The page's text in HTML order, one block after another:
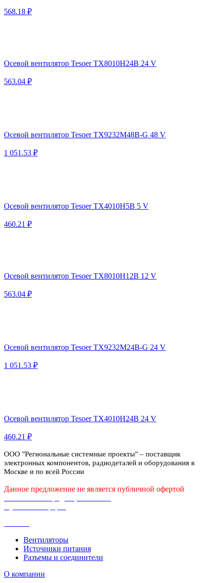
568.18 ₽
Осевой вентилятор Tesoer TX8010H24B 24 V
563.04 ₽
Осевой вентилятор Tesoer TX9232M48B-G 48 V
1 051.53 ₽
Осевой вентилятор Tesoer TX4010H5B 5 V
460.21 ₽
Осевой вентилятор Tesoer TX8010H12B 12 V
563.04 ₽
Осевой вентилятор Tesoer TX9232M24B-G 24 V
1 051.53 ₽
Осевой вентилятор Tesoer TX4010H24B 24 V
460.21 ₽
ООО "Региональные системные проекты" – поставщик
электронных компонентов, радиодеталей и оборудования в
Москве и по всей России
Данное предложение не является публичной офертой
Вентиляторы
Источники питания
Разъемы и соединители
О компании